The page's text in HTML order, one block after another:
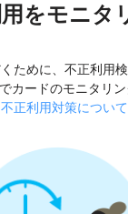
をモニタ
ために、不正利用
カードのモニタリ
不正利用対策について